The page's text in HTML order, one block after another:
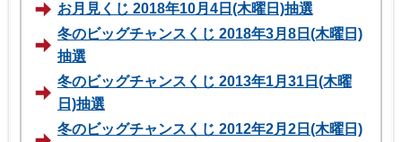
お月見くじ 2018年10月4日(木曜日)抽選
冬のビッグチャンスくじ 2018年3月8日(木曜日)
抽選
冬のビッグチャンスくじ 2013年1月31日(木曜
日)抽選
冬のビッグチャンスくじ 2012年2月2日(木曜日)